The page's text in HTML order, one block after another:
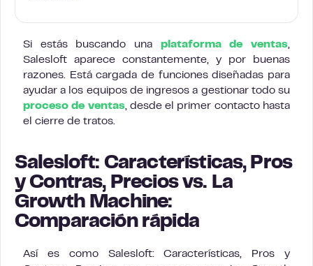
Si estás buscando una plataforma de ventas,
Salesloft aparece constantemente, y por buenas
razones. Está cargada de funciones diseñadas para
ayudar a los equipos de ingresos a gestionar todo su
proceso de ventas, desde el primer contacto hasta
el cierre de tratos.
Salesloft: Características, Pros
y Contras, Precios vs. La
Growth Machine:
Comparación rápida
Así es como Salesloft: Características, Pros y